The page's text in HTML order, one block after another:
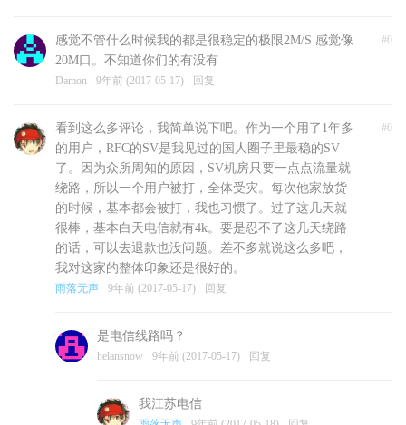
#0
感觉不管什么时候我的都是很稳定的极限2M/S 感觉像
20M口。不知道你们的有没有
Damon 9年前 (2017-05-17) 回复
#0
看到这么多评论，我简单说下吧。作为一个用了1年多
的用户，RFC的SV是我见过的国人圈子里最稳的SV
了。因为众所周知的原因，SV机房只要一点点流量就
绕路，所以一个用户被打，全体受灾。每次他家放货
的时候，基本都会被打，我也习惯了。过了这几天就
很棒，基本白天电信就有4k。要是忍不了这几天绕路
的话，可以去退款也没问题。差不多就说这么多吧，
我对这家的整体印象还是很好的。
雨落无声 9年前 (2017-05-17) 回复
是电信线路吗？
helansnow 9年前 (2017-05-17) 回复
我江苏电信